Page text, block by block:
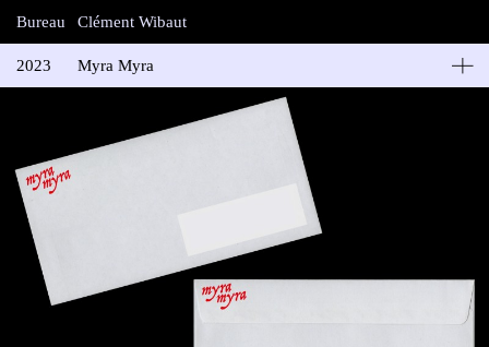
Bureau Clément Wibaut
2023
Myra Myra
Identité visuelle de Myra Myra, galerie d’art contemporain
nomade – direction Édouard Legeay.